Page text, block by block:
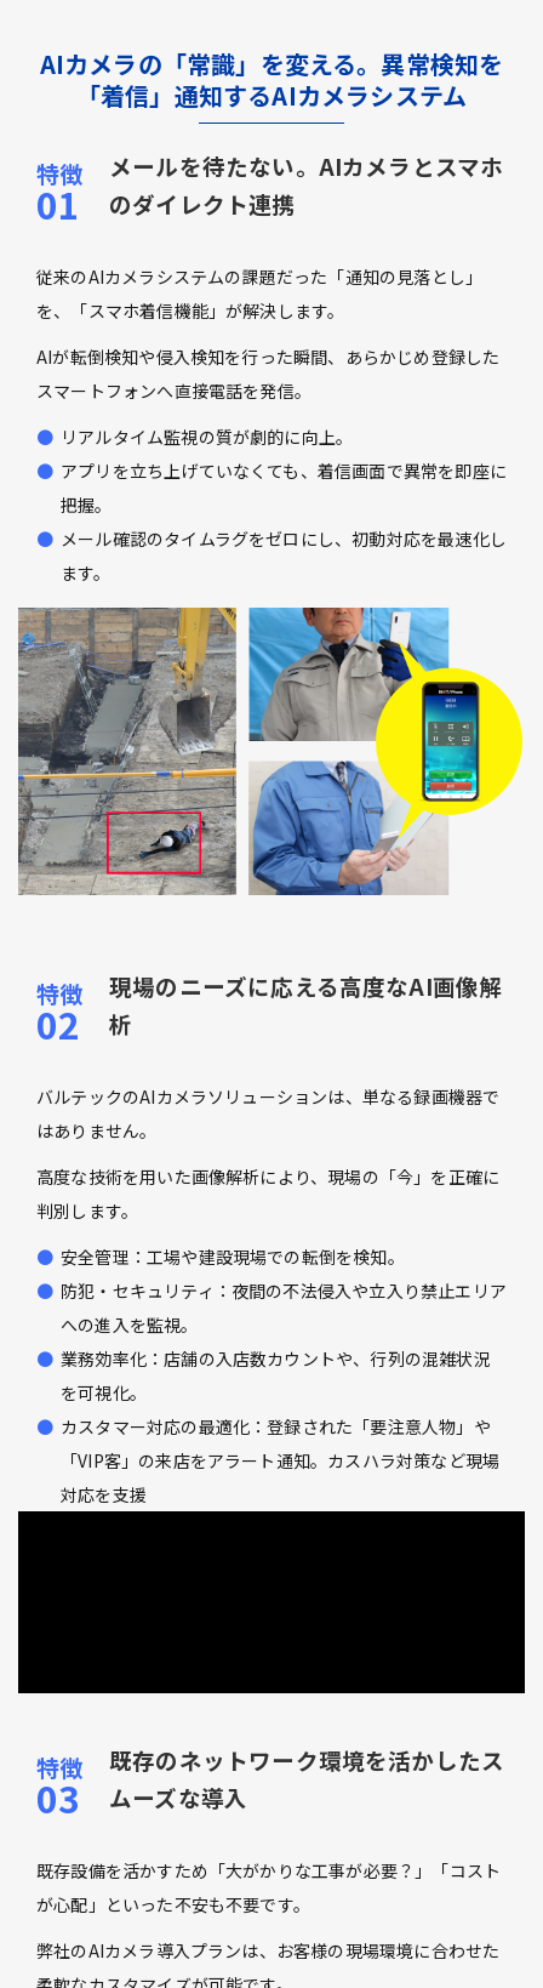
AIカメラの「常識」を変える。異常検知を
「着信」通知するAIカメラシステム
メールを待たない。AIカメラとスマホ
のダイレクト連携
従来のAIカメラシステムの課題だった「通知の見落とし」
を、「スマホ着信機能」が解決します。
AIが転倒検知や侵入検知を行った瞬間、あらかじめ登録した
スマートフォンへ直接電話を発信。
リアルタイム監視の質が劇的に向上。
アプリを立ち上げていなくても、着信画面で異常を即座に
把握。
メール確認のタイムラグをゼロにし、初動対応を最速化し
ます。
現場のニーズに応える高度なAI画像解
析
バルテックのAIカメラソリューションは、単なる録画機器で
はありません。
高度な技術を用いた画像解析により、現場の「今」を正確に
判別します。
安全管理：工場や建設現場での転倒を検知。
防犯・セキュリティ：夜間の不法侵入や立入り禁止エリア
への進入を監視。
業務効率化：店舗の入店数カウントや、行列の混雑状況
を可視化。
カスタマー対応の最適化：登録された「要注意人物」や
「VIP客」の来店をアラート通知。カスハラ対策など現場
対応を支援
既存のネットワーク環境を活かしたス
ムーズな導入
既存設備を活かすため「大がかりな工事が必要？」「コスト
が心配」といった不安も不要です。
弊社のAIカメラ導入プランは、お客様の現場環境に合わせた